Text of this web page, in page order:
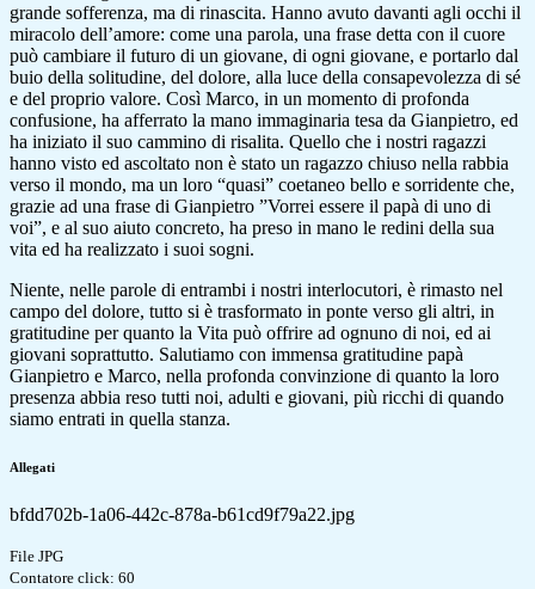
grande sofferenza, ma di rinascita. Hanno avuto davanti agli occhi il
miracolo dell’amore: come una parola, una frase detta con il cuore
può cambiare il futuro di un giovane, di ogni giovane, e portarlo dal
buio della solitudine, del dolore, alla luce della consapevolezza di sé
e del proprio valore. Così Marco, in un momento di profonda
confusione, ha afferrato la mano immaginaria tesa da Gianpietro, ed
ha iniziato il suo cammino di risalita. Quello che i nostri ragazzi
hanno visto ed ascoltato non è stato un ragazzo chiuso nella rabbia
verso il mondo, ma un loro “quasi” coetaneo bello e sorridente che,
grazie ad una frase di Gianpietro ”Vorrei essere il papà di uno di
voi”, e al suo aiuto concreto, ha preso in mano le redini della sua
vita ed ha realizzato i suoi sogni.
Niente, nelle parole di entrambi i nostri interlocutori, è rimasto nel
campo del dolore, tutto si è trasformato in ponte verso gli altri, in
gratitudine per quanto la Vita può offrire ad ognuno di noi, ed ai
giovani soprattutto. Salutiamo con immensa gratitudine papà
Gianpietro e Marco, nella profonda convinzione di quanto la loro
presenza abbia reso tutti noi, adulti e giovani, più ricchi di quando
siamo entrati in quella stanza.
Allegati
bfdd702b-1a06-442c-878a-b61cd9f79a22.jpg
File JPG
Contatore click: 60